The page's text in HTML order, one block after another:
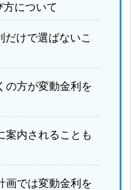
について
けで選ばないこ
の方が変動金利を
案内されることも
画では変動金利を